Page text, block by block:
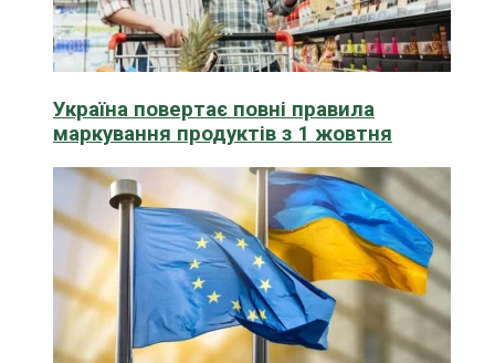
Україна повертає повні правила
маркування продуктів з 1 жовтня